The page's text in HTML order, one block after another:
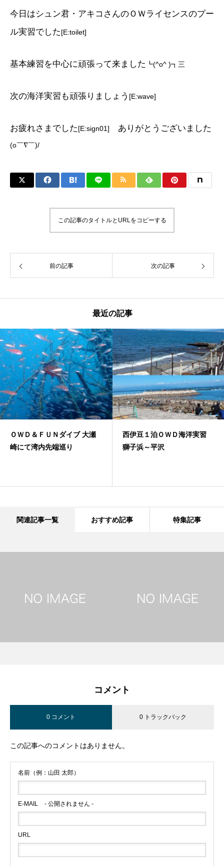
今日はシュン君・アキコさんのＯＷライセンスのプー
ル実習でした[E:toilet]
基本練習を中心に頑張って来ました ┗(^o^ )┓三
次の海洋実習も頑張りましょう [E:wave]
お疲れさまでした[E:sign01] ありがとうございました
(o￣∇￣)/
この記事のタイトルとURLをコピーする
前の記事 次の記事
最近の記事
西伊豆１泊ＯＷＤ海洋実習
獅子浜～平沢
井田でファンと体験ダイ
グ
関連記事一覧 おすすめ記事 特集記事
コメント
0 コメント 0 トラックバック
この記事へのコメントはありません。
名前（例：山田 太郎）
E-MAIL - 公開されません -
URL